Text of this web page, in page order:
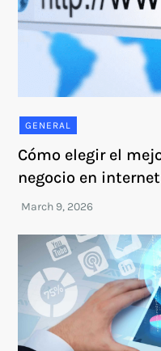
GENERAL
Cómo elegir el
negocio en internet